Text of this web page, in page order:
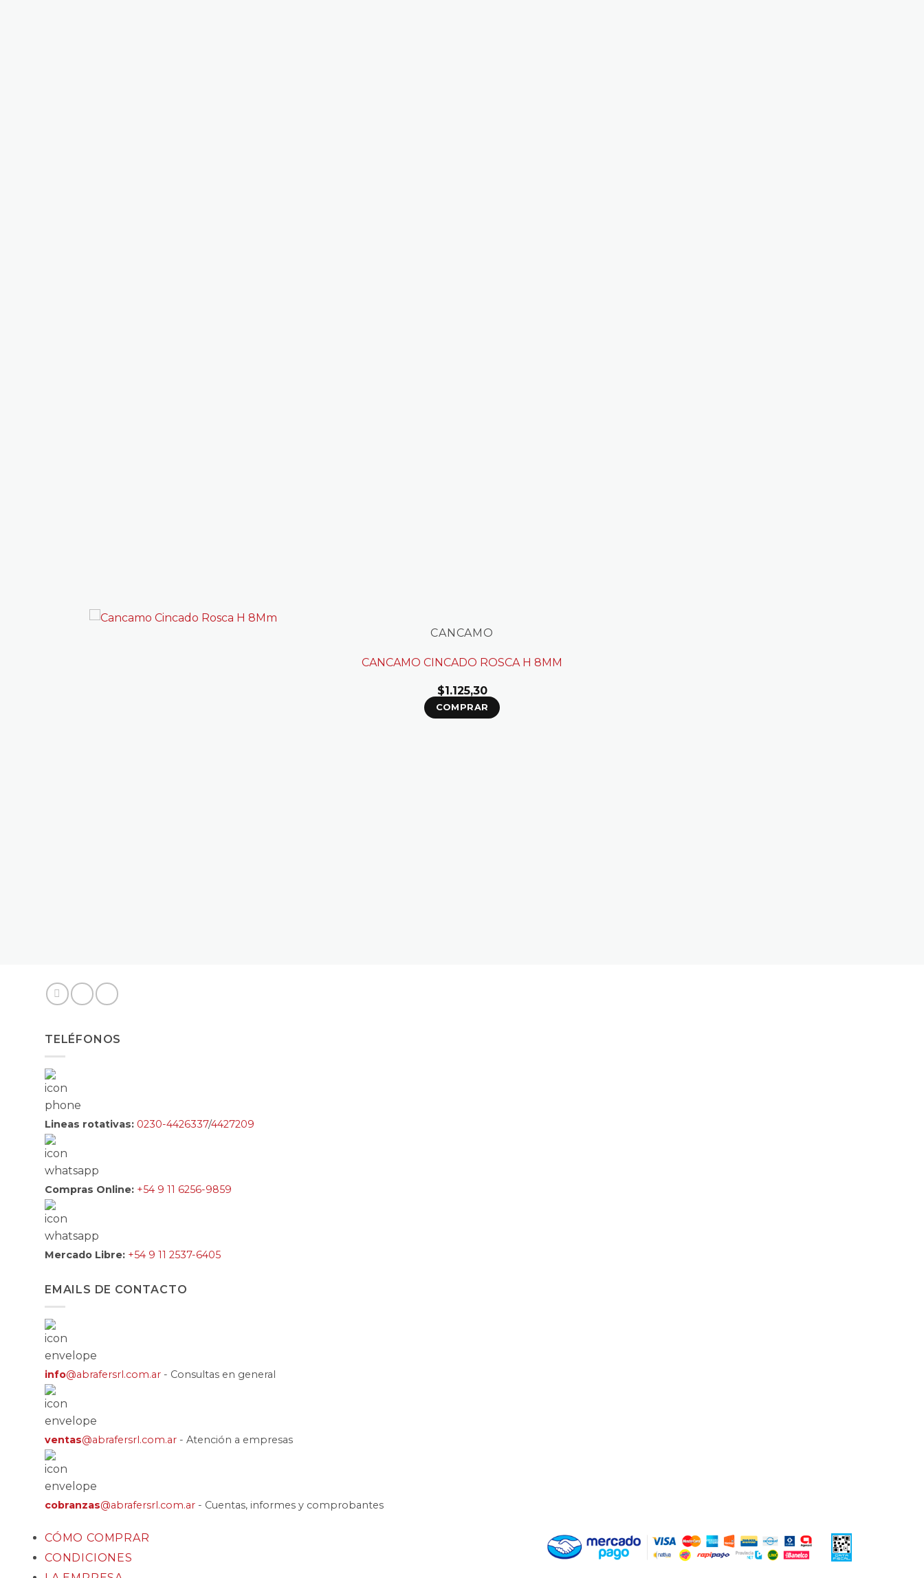
CANCAMO
CANCAMO CINCADO ROSCA H 8MM
$1.125,30
COMPRAR
TELÉFONOS
Lineas rotativas: 0230-4426337/4427209
Compras Online: +54 9 11 6256-9859
Mercado Libre: +54 9 11 2537-6405
EMAILS DE CONTACTO
info@abrafersrl.com.ar - Consultas en general
ventas@abrafersrl.com.ar - Atención a empresas
cobranzas@abrafersrl.com.ar - Cuentas, informes y comprobantes
CÓMO COMPRAR
CONDICIONES